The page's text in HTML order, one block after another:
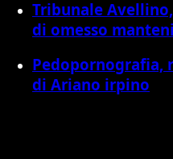
Tribunale
di omesso
Pedopornografia,
di Ariano irpino